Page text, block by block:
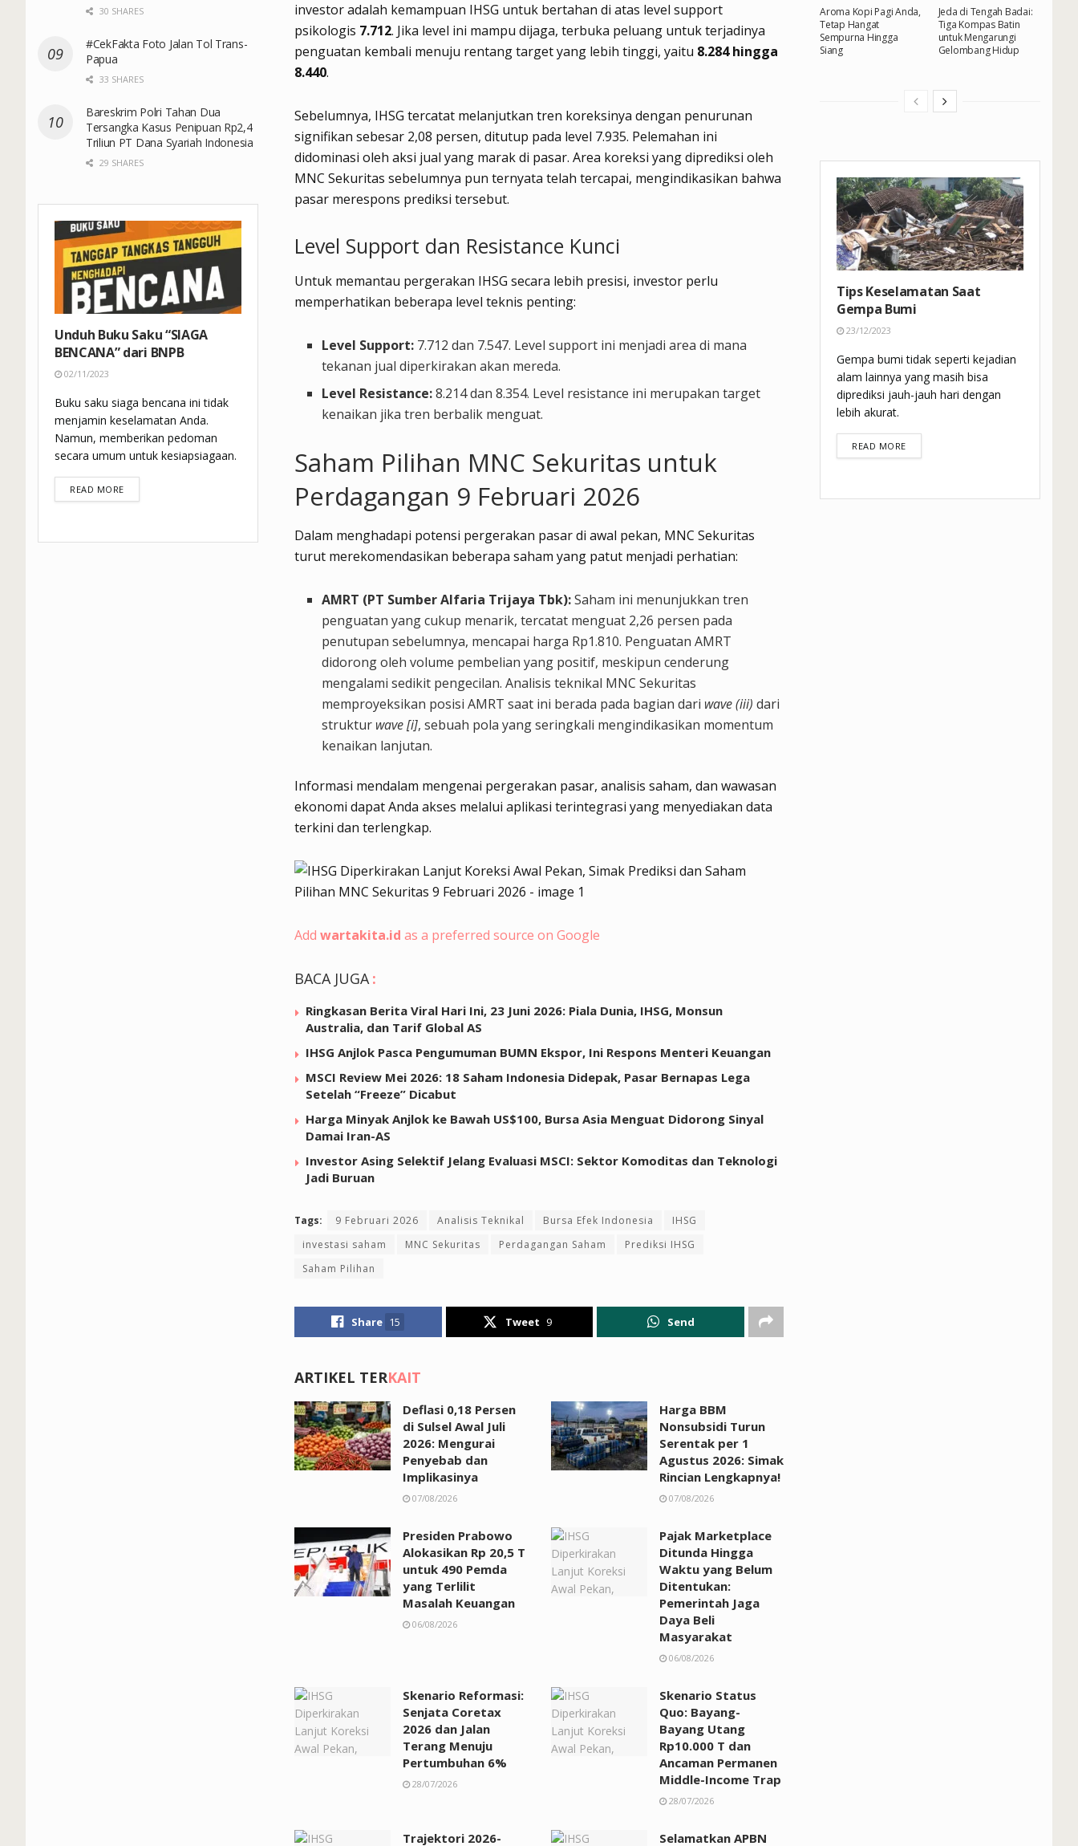
investor adalah kemampuan IHSG untuk bertahan di atas level support
psikologis 7.712. Jika level ini mampu dijaga, terbuka peluang untuk terjadinya
penguatan kembali menuju rentang target yang lebih tinggi, yaitu 8.284 hingga
8.440.
Sebelumnya, IHSG tercatat melanjutkan tren koreksinya dengan penurunan
signifikan sebesar 2,08 persen, ditutup pada level 7.935. Pelemahan ini
didominasi oleh aksi jual yang marak di pasar. Area koreksi yang diprediksi oleh
MNC Sekuritas sebelumnya pun ternyata telah tercapai, mengindikasikan bahwa
pasar merespons prediksi tersebut.
Level Support dan Resistance Kunci
Untuk memantau pergerakan IHSG secara lebih presisi, investor perlu
memperhatikan beberapa level teknis penting:
Level Support: 7.712 dan 7.547. Level support ini menjadi area di mana
tekanan jual diperkirakan akan mereda.
Level Resistance:8.214 dan 8.354. Level resistance ini merupakan target
kenaikan jika tren berbalik menguat.
Saham Pilihan MNC Sekuritas untuk
Perdagangan 9 Februari 2026
Dalam menghadapi potensi pergerakan pasar di awal pekan, MNC Sekuritas
turut merekomendasikan beberapa saham yang patut menjadi perhatian:
AMRT (PT Sumber Alfaria Trijaya Tbk):Saham ini menunjukkan tren
penguatan yang cukup menarik, tercatat menguat 2,26 persen pada
penutupan sebelumnya, mencapai harga Rp1.810. Penguatan AMRT
didorong oleh volume pembelian yang positif, meskipun cenderung
mengalami sedikit pengecilan. Analisis teknikal MNC Sekuritas
memproyeksikan posisi AMRT saat ini berada pada bagian dari wave (iii) dari
struktur wave [i], sebuah pola yang seringkali mengindikasikan momentum
kenaikan lanjutan.
Informasi mendalam mengenai pergerakan pasar, analisis saham, dan wawasan
ekonomi dapat Anda akses melalui aplikasi terintegrasi yang menyediakan data
terkini dan terlengkap.
Add wartakita.id as a preferred source on Google
BACA JUGA :
Ringkasan Berita Viral Hari Ini, 23 Juni 2026: Piala Dunia, IHSG, Monsun
Australia, dan Tarif Global AS
IHSG Anjlok Pasca Pengumuman BUMN Ekspor, Ini Respons Menteri Keuangan
MSCI Review Mei 2026: 18 Saham Indonesia Didepak, Pasar Bernapas Lega
Setelah “Freeze” Dicabut
Harga Minyak Anjlok ke Bawah US$100, Bursa Asia Menguat Didorong Sinyal
Damai Iran-AS
Investor Asing Selektif Jelang Evaluasi MSCI: Sektor Komoditas dan Teknologi
Jadi Buruan
Tags: 9 Februari 2026 Analisis Teknikal Bursa Efek Indonesia
IHSG
investasi saham
MNC Sekuritas Perdagangan Saham
Prediksi IHSG
Saham Pilihan
Share 15 Tweet 9 Send
ARTIKEL TERKAIT
Deflasi 0,18 Persen
di Sulsel Awal Juli
2026: Mengurai
Penyebab dan
Implikasinya
07/08/2026
Harga BBM
Nonsubsidi Turun
Serentak per 1
Agustus 2026: Simak
Rincian Lengkapnya!
07/08/2026
Presiden Prabowo
Alokasikan Rp 20,5 T
untuk 490 Pemda
yang Terlilit
Masalah Keuangan
06/08/2026
Pajak Marketplace
Ditunda Hingga
Waktu yang Belum
Ditentukan:
Pemerintah Jaga
Daya Beli
Masyarakat
06/08/2026
Skenario Reformasi:
Senjata Coretax
2026 dan Jalan
Terang Menuju
Pertumbuhan 6%
28/07/2026
Skenario Status
Quo: Bayang-
Bayang Utang
Rp10.000 T dan
Ancaman Permanen
Middle-Income Trap
28/07/2026
Trajektori 2026- Selamatkan APBN
30 SHARES
#CekFakta Foto Jalan Tol Trans-
Papua
33 SHARES
Bareskrim Polri Tahan Dua
Tersangka Kasus Penipuan Rp2,4
Triliun PT Dana Syariah Indonesia
29 SHARES
Unduh Buku Saku “SIAGA
BENCANA” dari BNPB
02/11/2023
Buku saku siaga bencana ini tidak
menjamin keselamatan Anda.
Namun, memberikan pedoman
secara umum untuk kesiapsiagaan.
READ MOREDETAILS
Aroma Kopi Pagi Anda,
Tetap Hangat
Sempurna Hingga
Siang
Jeda di Tengah Badai:
Tiga Kompas Batin
untuk Mengarungi
Gelombang Hidup
Tips Keselamatan Saat
Gempa Bumi
23/12/2023
Gempa bumi tidak seperti kejadian
alam lainnya yang masih bisa
diprediksi jauh-jauh hari dengan
lebih akurat.
READ MOREDETAILS